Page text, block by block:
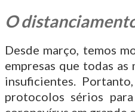
O
Desde março, temos
empresas que todas
insuficientes.
protocolos sérios